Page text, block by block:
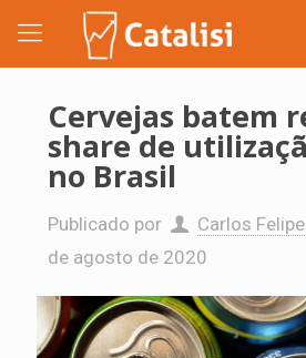
Cervejas batem
share de
no Brasil
Publicado por Carlos
de agosto de 2020